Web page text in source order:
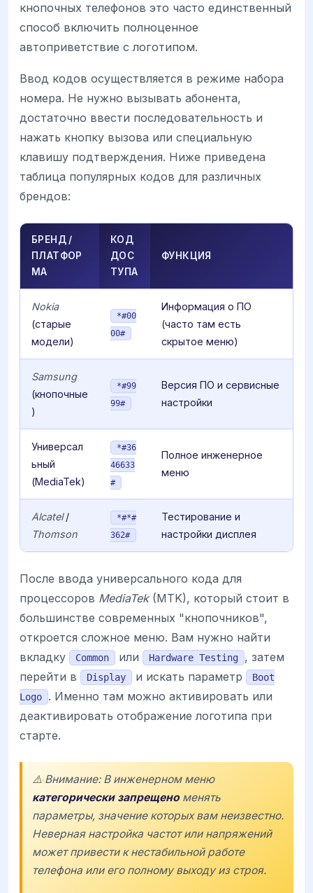
кнопочных телефонов это часто единственный
способ включить полноценное
автоприветствие с логотипом.
Ввод кодов осуществляется в режиме набора
номера. Не нужно вызывать абонента,
достаточно ввести последовательность и
нажать кнопку вызова или специальную
клавишу подтверждения. Ниже приведена
таблица популярных кодов для различных
брендов:
БРЕНД /
ПЛАТФОР
МА
КОД
ДОС
ТУПА
ФУНКЦИЯ
Nokia
(старые
модели)
*#00
00#
Информация о ПО
(часто там есть
скрытое меню)
Samsung
(кнопочные
)
*#99
99#
Версия ПО и сервисные
настройки
Универсал
ьный
(MediaTek)
*#36
46633
#
Полное инженерное
меню
Alcatel/
Thomson
*#*#
362#
Тестирование и
настройки дисплея
После ввода универсального кода для
процессоров MediaTek(MTK), который стоит в
большинстве современных "кнопочников",
откроется сложное меню. Вам нужно найти
вкладку
Common или Hardware Testing
, затем
перейти в
Display и искать параметр
Boot
Logo
. Именно там можно активировать или
деактивировать отображение логотипа при
старте.
⚠️ Внимание: В инженерном меню
категорически запрещено менять
параметры, значение которых вам неизвестно.
Неверная настройка частот или напряжений
может привести к нестабильной работе
телефона или его полному выходу из строя.